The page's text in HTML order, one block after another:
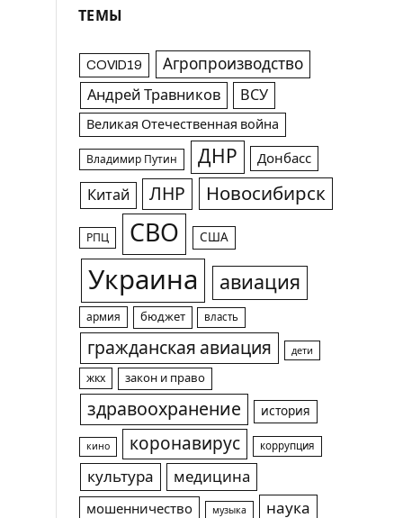
ТЕМЫ
COVID19 Агропроизводство
Андрей Травников ВСУ
Великая Отечественная война
Владимир Путин ДНР Донбасс
Китай ЛНР Новосибирск
РПЦ СВО США
Украина авиация
армия бюджет власть
гражданская авиация дети
жкх закон и право
здравоохранение история
кино коронавирус коррупция
культура медицина
мошенничество музыка
наука